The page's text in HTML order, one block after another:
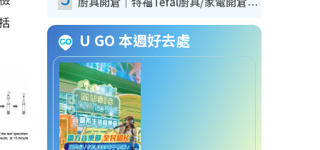
廚具開倉｜特福Tefal廚具/家電開倉低至3折！$220起買平底鍋/炒鑊/湯煲！電飯煲/吸塵機/燙斗$418起
U GO 本週好去處